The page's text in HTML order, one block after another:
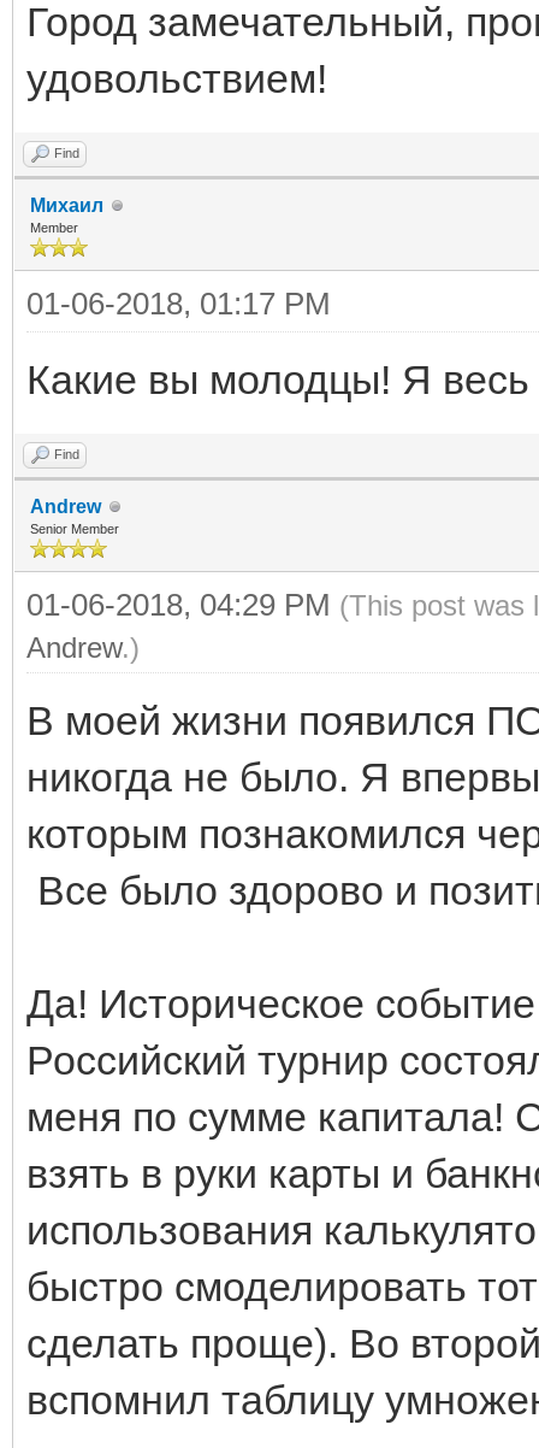
Город замечательный,
удовольствием!
Find
Михаил
Member
01-06-2018, 01:17 PM
Какие вы молодцы! Я
Find
Andrew
Senior Member
01-06-2018, 04:29 PM (This post was
Andrew.)
В моей жизни появился
никогда не было. Я
которым познакомился
Все было здорово и
Да! Историческое
Российский турнир
меня по сумме капитала!
взять в руки карты и
использования
быстро смоделировать
сделать проще). Во
вспомнил таблицу